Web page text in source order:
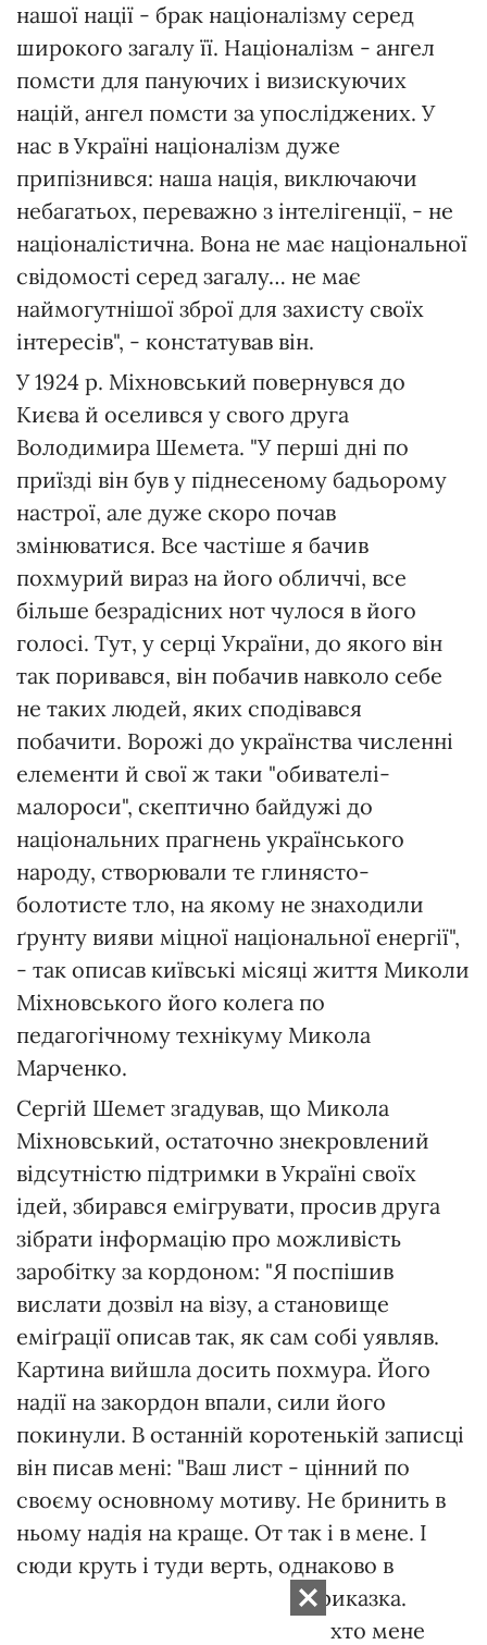
нашої нації - брак націоналізму серед
широкого загалу її. Націоналізм - ангел
помсти для пануючих і визискуючих
націй, ангел помсти за упосліджених. У
нас в Україні націоналізм дуже
припізнився: наша нація, виключаючи
небагатьох, переважно з інтелігенції, - не
націоналістична. Вона не має національної
свідомості серед загалу… не має
наймогутнішої зброї для захисту своїх
інтересів", - констатував він.
У 1924 р. Міхновський повернувся до
Києва й оселився у свого друга
Володимира Шемета. "У перші дні по
приїзді він був у піднесеному бадьорому
настрої, але дуже скоро почав
змінюватися. Все частіше я бачив
похмурий вираз на його обличчі, все
більше безрадісних нот чулося в його
голосі. Тут, у серці України, до якого він
так поривався, він побачив навколо себе
не таких людей, яких сподівався
побачити. Ворожі до українства численні
елементи й свої ж таки "обивателі-
малороси", скептично байдужі до
національних прагнень українського
народу, створювали те глинясто-
болотисте тло, на якому не знаходили
ґрунту вияви міцної національної енергії",
- так описав київські місяці життя Миколи
Міхновського його колега по
педагогічному технікуму Микола
Марченко.
Сергій Шемет згадував, що Микола
Міхновський, остаточно знекровлений
відсутністю підтримки в Україні своїх
ідей, збирався емігрувати, просив друга
зібрати інформацію про можливість
заробітку за кордоном: "Я поспішив
вислати дозвіл на візу, а становище
еміґрації описав так, як сам собі уявляв.
Картина вийшла досить похмура. Його
надії на закордон впали, сили його
покинули. В останній коротенькій записці
він писав мені: "Ваш лист - цінний по
своєму основному мотиву. Не бринить в
ньому надія на краще. От так і в мене. І
сюди круть і туди верть, однаково в
черепочку смерть, як каже приказка.
Перекажіть моє вітання усім, хто мене